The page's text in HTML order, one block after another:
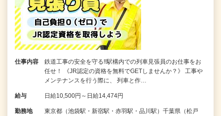
仕事内容
鉄道工事の安全を守る!!駅構内での列車見張員のお仕事をお
任せ！ 《JR認定の資格を無料でGETしませんか？》 工事や
メンテナンスを行う際に、 列車と作…
給与 日給10,500円～日給14,474円
勤務地
東京都（池袋駅・新宿駅・赤羽駅・品川駅）千葉県（松戸